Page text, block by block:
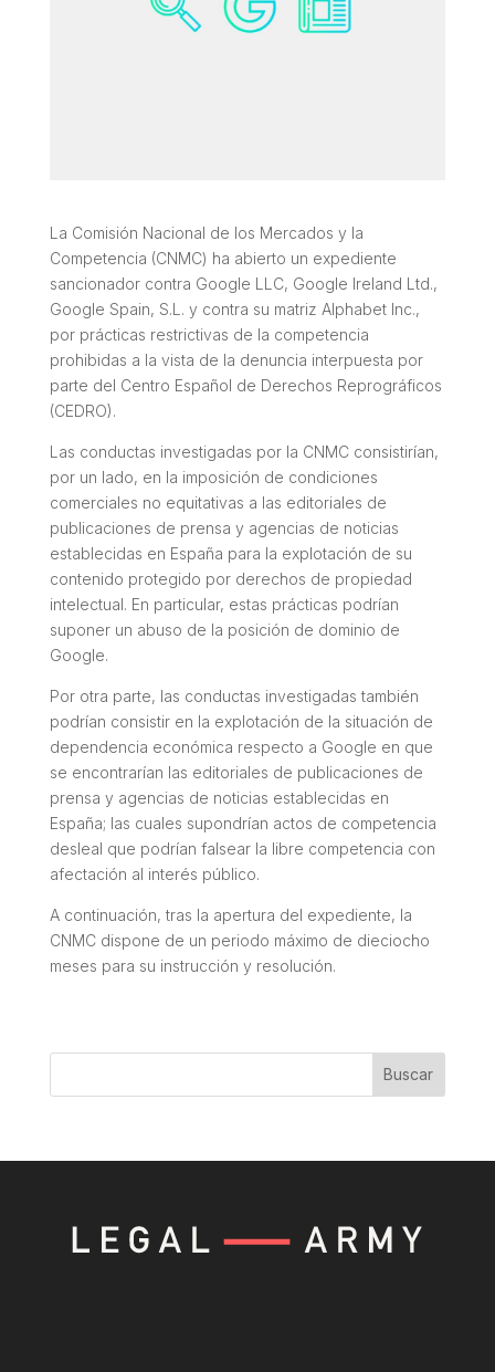
La Comisión Nacional de los Mercados y la
Competencia (CNMC) ha abierto un expediente
sancionador contra Google LLC, Google Ireland Ltd.,
Google Spain, S.L. y contra su matriz Alphabet Inc.,
por prácticas restrictivas de la competencia
prohibidas a la vista de la denuncia interpuesta por
parte del Centro Español de Derechos Reprográficos
(CEDRO).
Las conductas investigadas por la CNMC consistirían,
por un lado, en la imposición de condiciones
comerciales no equitativas a las editoriales de
publicaciones de prensa y agencias de noticias
establecidas en España para la explotación de su
contenido protegido por derechos de propiedad
intelectual. En particular, estas prácticas podrían
suponer un abuso de la posición de dominio de
Google.
Por otra parte, las conductas investigadas también
podrían consistir en la explotación de la situación de
dependencia económica respecto a Google en que
se encontrarían las editoriales de publicaciones de
prensa y agencias de noticias establecidas en
España; las cuales supondrían actos de competencia
desleal que podrían falsear la libre competencia con
afectación al interés público.
A continuación, tras la apertura del expediente, la
CNMC dispone de un periodo máximo de dieciocho
meses para su instrucción y resolución.
Buscar